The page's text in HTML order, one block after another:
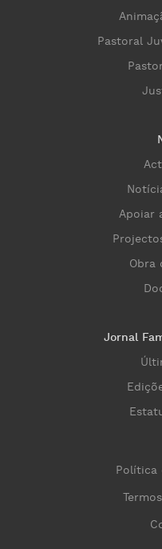
Pastoral
Apoiar
Obra
Jornal
Política